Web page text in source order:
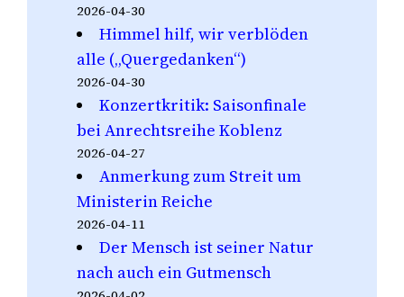
2026-04-30
Himmel hilf, wir verblöden
alle („Quergedanken“)
2026-04-30
Konzertkritik: Saisonfinale
bei Anrechtsreihe Koblenz
2026-04-27
Anmerkung zum Streit um
Ministerin Reiche
2026-04-11
Der Mensch ist seiner Natur
nach auch ein Gutmensch